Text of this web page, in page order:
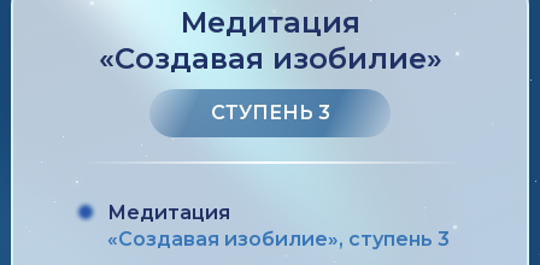
Медитация
«Создавая изобилие»
Медитация
«Создавая изобилие», ступень 3
СТУПЕНЬ 3